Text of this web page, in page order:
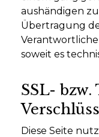
aushändigen
Übertragung
soweit es
SSL- bzw.
Diese Seite